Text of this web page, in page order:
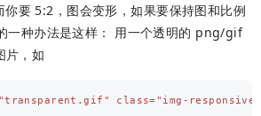
要 5:2，图会变形，如果要保持图和比例
一种办法是这样： 用一个透明的 png/gif
片，如
"transparent.gif" class="img-responsive"